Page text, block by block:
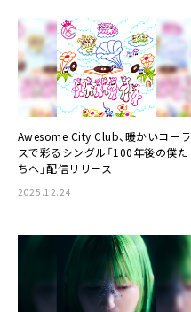
Awesome City Club、暖かいコーラ
スで彩るシングル「100年後の僕た
ちへ」配信リリース
2025.12.24